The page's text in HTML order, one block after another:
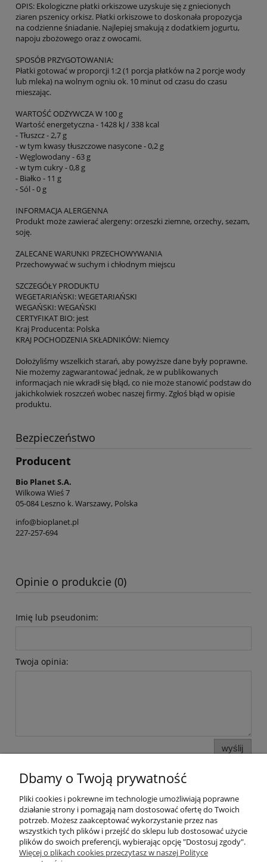
OPIS: Ekologiczne płatki orkiszowe uzyskuje się z gniecionych
ziaren pszenicy orkisz. Płatki orkiszowe to doskonała propozycja
na codzienne śniadanie. Najlepiej smakują z dodatkiem jogurtu,
napoju zbożowego oraz z owocami.
SPOSÓB PRZYGOTOWANIA:
Płatki gotować w proporcji 1:2 (1 porcja płatków na 2 porcje wody
lub mleka) na wolnym ogniu ok. 10 minut od czasu do czasu
mieszając.
WARTOŚĆ ODŻYWCZA W 100 g
Wartość energetyczna - 1428 kJ / 338 kcal
- Tłuszcz - 2,7 g
- w tym kwasy tłuszczowe nasycone - 0,2 g
- Węglowodany - 63 g
- w tym cukry - 0,8 g
- Białko - 11 g
- Sól - 0 g
INFORMACJA ALERGENNA
Produkt może zawierać alergeny: orzeszki ziemne, orzechy, sezam,
soję.
ZALECANE WARUNKI PRZECHOWYWANIA
Przechowywać w suchym i chłodnym miejscu
SZCZEGÓŁY PRODUKTU
WEGETARIAŃSKI: WEGETARIAŃSKI
WEGAŃSKI: WEGAŃSKI
CERTYFIKAT BIO: jest
Kraj Producenta: Polska
KRAJ POCHODZENIA SKŁADNIKÓW: Niemcy
Dołożyliśmy wszelkich starań, aby powyższe dane były poprawne.
Nie możemy zagwarantować jednak, że w publikowanych
informacjach nie wkradł się błąd, co nie może stanowić podstaw do
jakichkolwiek roszczeń wobec naszej firmy. Zgłoś błąd w opisie
produktu.
Bezpieczeństwo
Producent
Bio Planet S.A.
Wilkowa Wieś 7
05-084 Leszno k. Warszawy, Polska
info@bioplanet.pl
227-257-694
Opinie o produkcie (0)
Imię lub pseudonim:
Twoja opinia:
wyślij
Pomoc
Moje konto
Dbamy o Twoją prywatność
Pliki cookies i pokrewne im technologie umożliwiają poprawne
działanie strony i pomagają nam dostosować ofertę do Twoich
potrzeb. Możesz zaakceptować wykorzystanie przez nas
wszystkich tych plików i przejść do sklepu lub dostosować użycie
plików do swoich preferencji, wybierając opcję "Dostosuj zgody".
Więcej o plikach cookies przeczytasz w naszej Polityce